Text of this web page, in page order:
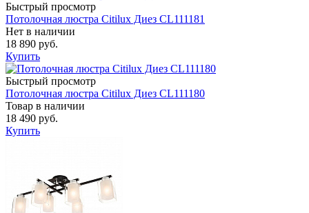
Быстрый просмотр
Потолочная люстра Citilux Диез CL111181
Нет в наличии
18 890 руб.
Купить
Быстрый просмотр
Потолочная люстра Citilux Диез CL111180
Товар в наличии
18 490 руб.
Купить